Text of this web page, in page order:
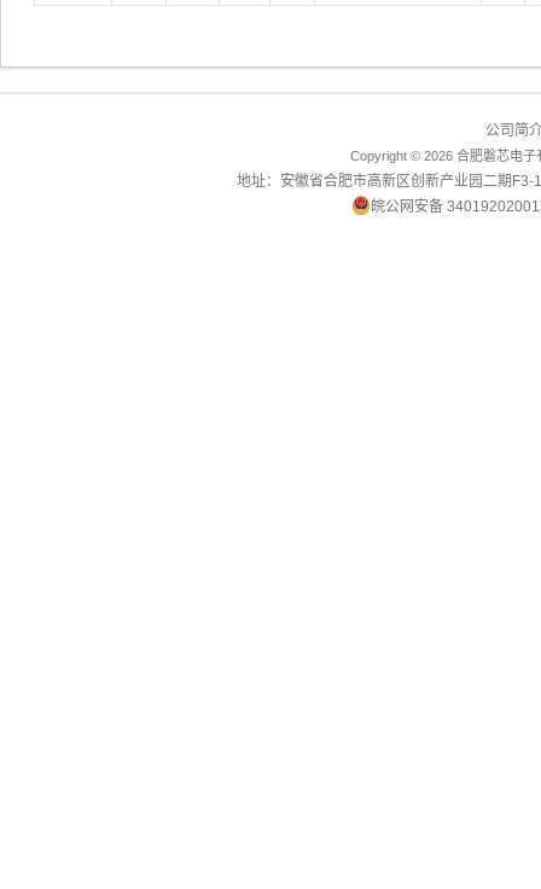
公司简
Copyright © 2026 合肥磐芯电子
地址：安徽省合肥市高新区创新产业园二期
皖公网安备